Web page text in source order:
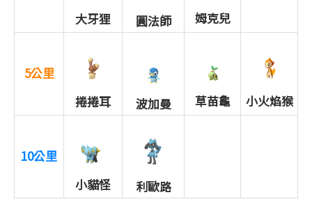
大牙狸
圓法師 姆克兒
5公里
捲捲耳
波加曼 草苗龜 小火焰猴
10公里
小貓怪
利歐路